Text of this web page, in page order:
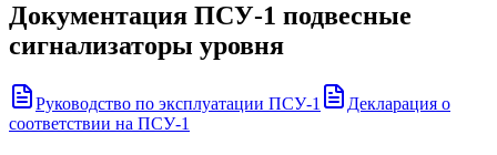
Документация ПСУ-1 подвесные
сигнализаторы уровня
Руководство по эксплуатации ПСУ-1
Декларация о
соответствии на ПСУ-1